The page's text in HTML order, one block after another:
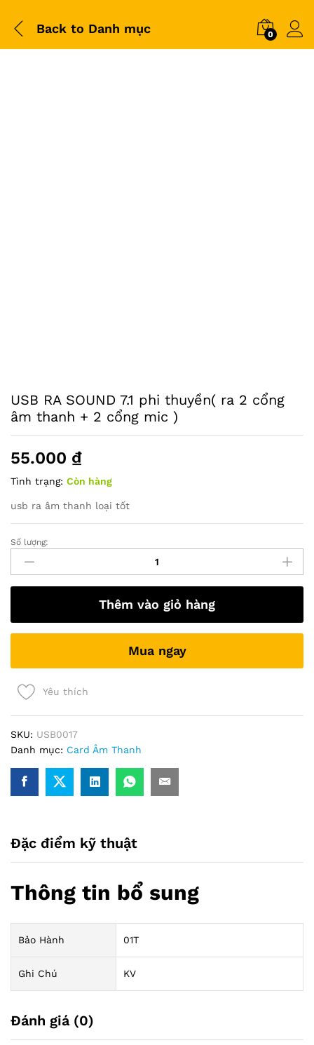
Back to Danh mục 0
USB RA SOUND 7.1 phi thuyền( ra 2 cổng
âm thanh + 2 cổng mic )
55.000 ₫
Tình trạng: Còn hàng
usb ra âm thanh loại tốt
USB
SOUND
7.1
thuyền(
ra
cổng
âm
thanh
+
2
cổng
Số lượng:
Thêm vào giỏ hàng
Mua ngay
Yêu thích
SKU: USB0017
Danh mục: Card Âm Thanh
Đặc điểm kỹ thuật
Thông tin bổ sung
Bảo Hành 01T
Ghi Chú KV
Đánh giá (0)